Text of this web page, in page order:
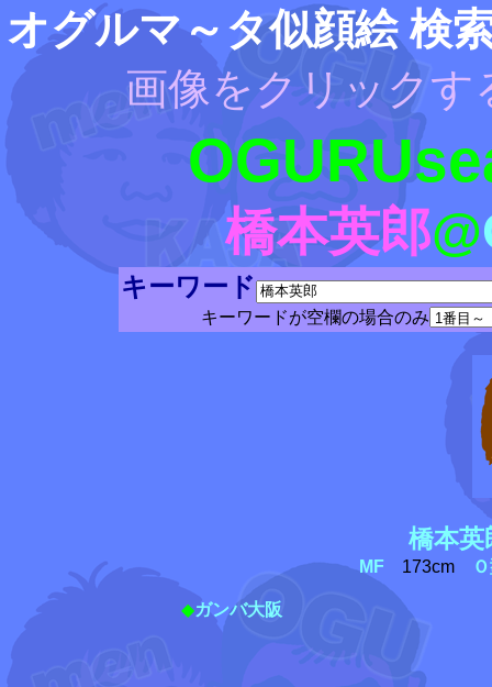
オグルマ～タ似顔絵 検
画像をクリックす
橋本英郎@
キーワード
キーワードが空欄の場合のみ
橋本英
MF173cm
◆ガンバ大阪